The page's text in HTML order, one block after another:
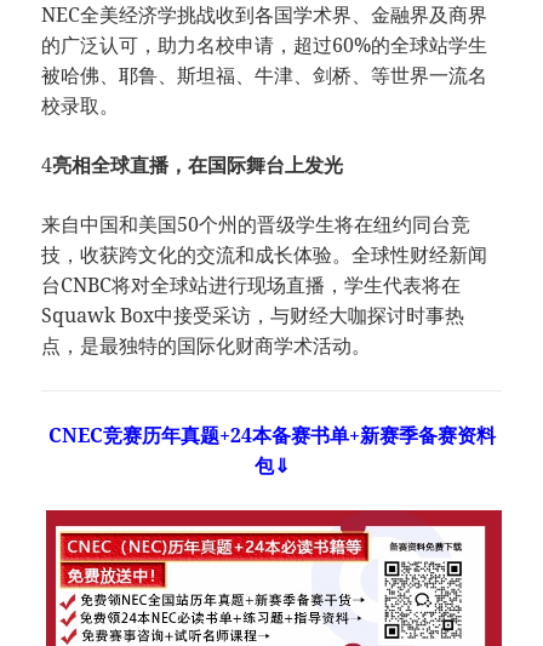
NEC全美经济学挑战收到各国学术界、金融界及商界
的广泛认可，助力名校申请，超过60%的全球站学生
被哈佛、耶鲁、斯坦福、牛津、剑桥、等世界一流名
校录取。
4亮相全球直播，在国际舞台上发光
来自中国和美国50个州的晋级学生将在纽约同台竞
技，收获跨文化的交流和成长体验。全球性财经新闻
台CNBC将对全球站进行现场直播，学生代表将在
Squawk Box中接受采访，与财经大咖探讨时事热
点，是最独特的国际化财商学术活动。
CNEC竞赛历年真题+24本备赛书单+新赛季备赛资料
包⇓